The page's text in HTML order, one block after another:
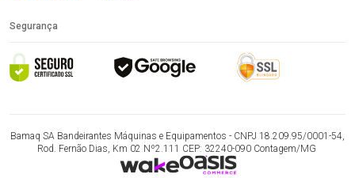
Segurança
Bamaq SA Bandeirantes Máquinas e Equipamentos - CNPJ 18.209.95/0001-54,
Rod. Fernão Dias, Km 02 Nº2.111 CEP: 32240-090 Contagem/MG